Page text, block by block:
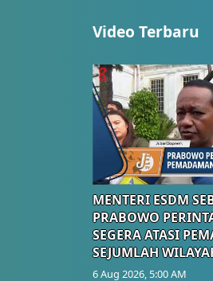
Video Terbaru
MENTERI ESDM
PRABOWO
SEGERA ATASI
SEJUMLAH
6 Aug 2026, 5:00 AM